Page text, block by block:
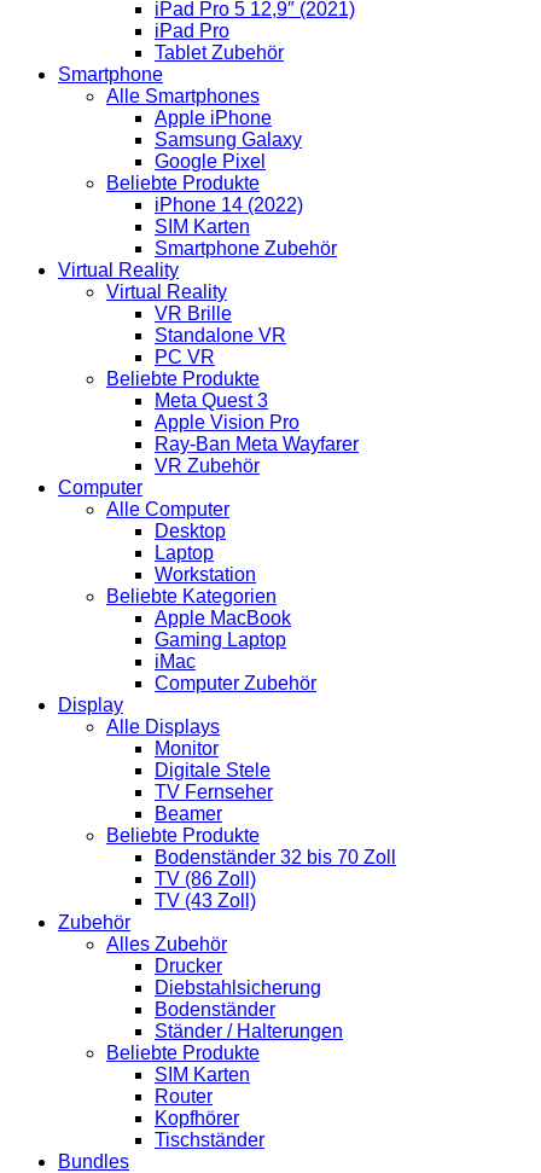
iPad Pro 5 12,9″ (2021)
iPad Pro
Tablet Zubehör
Smartphone
Alle Smartphones
Apple iPhone
Samsung Galaxy
Google Pixel
Beliebte Produkte
iPhone 14 (2022)
SIM Karten
Smartphone Zubehör
Virtual Reality
Virtual Reality
VR Brille
Standalone VR
PC VR
Beliebte Produkte
Meta Quest 3
Apple Vision Pro
Ray-Ban Meta Wayfarer
VR Zubehör
Computer
Alle Computer
Desktop
Laptop
Workstation
Beliebte Kategorien
Apple MacBook
Gaming Laptop
iMac
Computer Zubehör
Display
Alle Displays
Monitor
Digitale Stele
TV Fernseher
Beamer
Beliebte Produkte
Bodenständer 32 bis 70 Zoll
TV (86 Zoll)
TV (43 Zoll)
Zubehör
Alles Zubehör
Drucker
Diebstahlsicherung
Bodenständer
Ständer / Halterungen
Beliebte Produkte
SIM Karten
Router
Kopfhörer
Tischständer
Bundles